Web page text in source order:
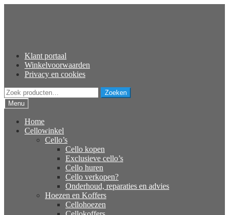
Klant portaal
Winkelvoorwaarden
Privacy en cookies
Zoeken
naar:
Zoeken
Menu
Home
Cellowinkel
Cello’s
Cello kopen
Exclusieve cello’s
Cello huren
Cello verkopen?
Onderhoud, reparaties en advies
Hoezen en Koffers
Cellohoezen